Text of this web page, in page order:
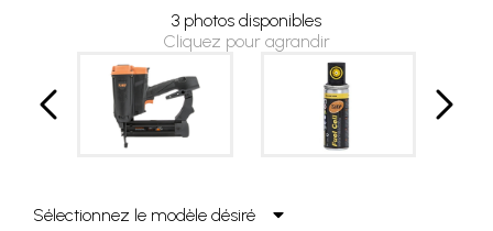
3 photos disponibles
Cliquez pour agrandir
Sélectionnez le modèle désiré